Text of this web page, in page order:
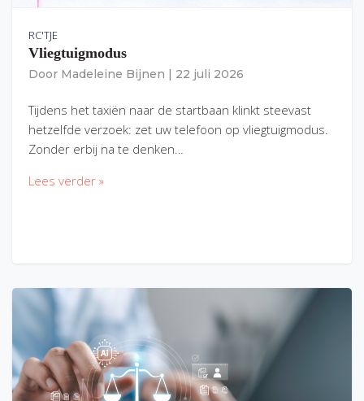
RC'TJE
Vliegtuigmodus
Door Madeleine Bijnen 22 juli 2026
Tijdens het taxiën naar de startbaan klinkt steevast
hetzelfde verzoek: zet uw telefoon op vliegtuigmodus.
Zonder erbij na te denken…
Lees verder »